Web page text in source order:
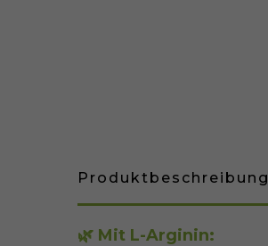
Produktbeschreibung
🌿 Mit L-Arginin: